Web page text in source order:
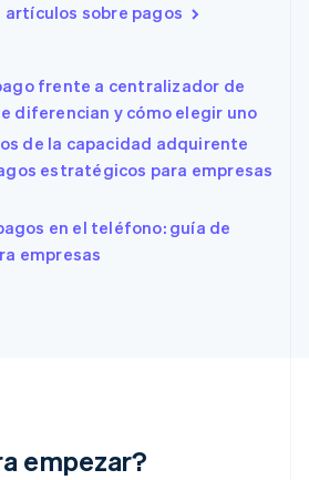
sobre pagos
frente a centralizador de
diferencian y cómo elegir uno
de la capacidad adquirente
estratégicos para empresas
en el teléfono: guía de
empresas
empezar?
文